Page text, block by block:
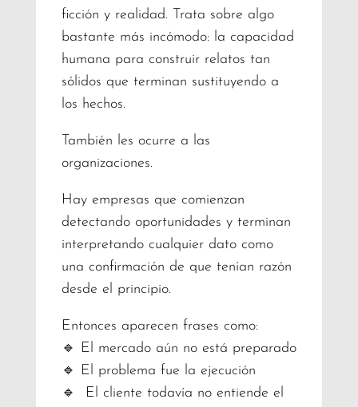
ficción y realidad. Trata sobre algo
bastante más incómodo: la capacidad
humana para construir relatos tan
sólidos que terminan sustituyendo a
los hechos.
También les ocurre a las
organizaciones.
Hay empresas que comienzan
detectando oportunidades y terminan
interpretando cualquier dato como
una confirmación de que tenían razón
desde el principio.
Entonces aparecen frases como:
🔹 El mercado aún no está preparado
🔹 El problema fue la ejecución
🔹 El cliente todavía no entiende el